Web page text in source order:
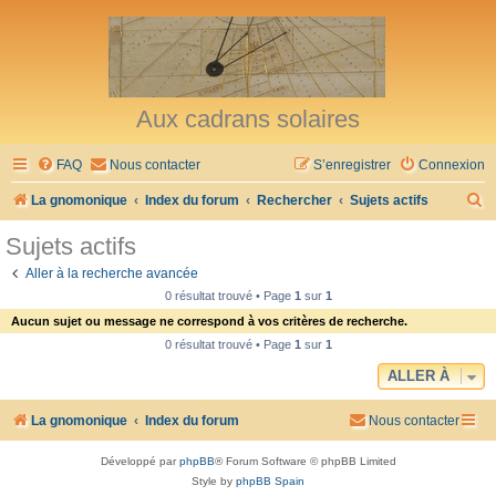
Aux cadrans solaires
FAQ Nous contacter Connexion
S’enregistrer
La gnomonique Index du forum Rechercher Sujets actifs
h
Sujets actifs
Aller à la recherche avancée
0 résultat trouvé • Page 1sur 1
Aucun sujet ou message ne correspond à vos critères de recherche.
0 résultat trouvé • Page 1sur 1
ALLER À
La gnomonique Index du forum Nous contacter
Développé parphpBB® Forum Software © phpBB Limited
Style by phpBB Spain